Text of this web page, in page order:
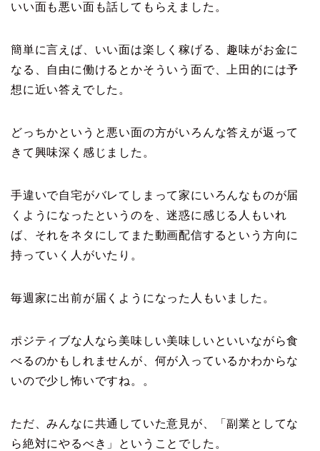
いい面も悪い面も話してもらえました。
簡単に言えば、いい面は楽しく稼げる、趣味がお金に
なる、自由に働けるとかそういう面で、上田的には予
想に近い答えでした。
どっちかというと悪い面の方がいろんな答えが返って
きて興味深く感じました。
手違いで自宅がバレてしまって家にいろんなものが届
くようになったというのを、迷惑に感じる人もいれ
ば、それをネタにしてまた動画配信するという方向に
持っていく人がいたり。
毎週家に出前が届くようになった人もいました。
ポジティブな人なら美味しい美味しいといいながら食
べるのかもしれませんが、何が入っているかわからな
いので少し怖いですね。。
ただ、みんなに共通していた意見が、「副業としてな
ら絶対にやるべき」ということでした。